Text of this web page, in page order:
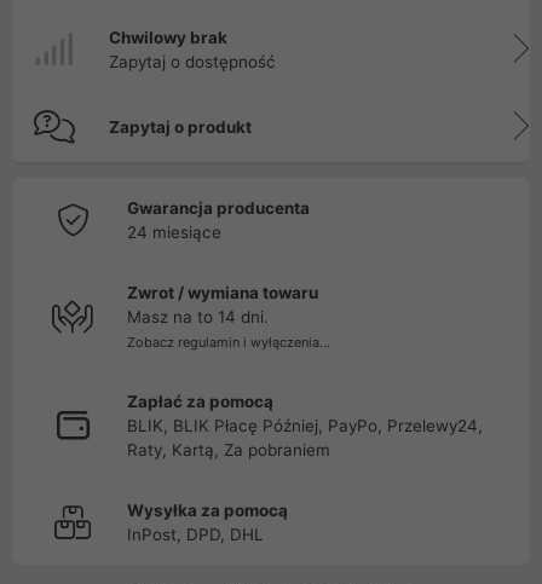
Chwilowy brak
Zapytaj o dostępność
Zapytaj o produkt
Gwarancja producenta
24 miesiące
Zwrot / wymiana towaru
Masz na to 14 dni.
Zobacz regulamin i wyłączenia...
Zapłać za pomocą
BLIK, BLIK Płacę Później, PayPo, Przelewy24,
Raty, Kartą, Za pobraniem
Wysyłka za pomocą
InPost, DPD, DHL